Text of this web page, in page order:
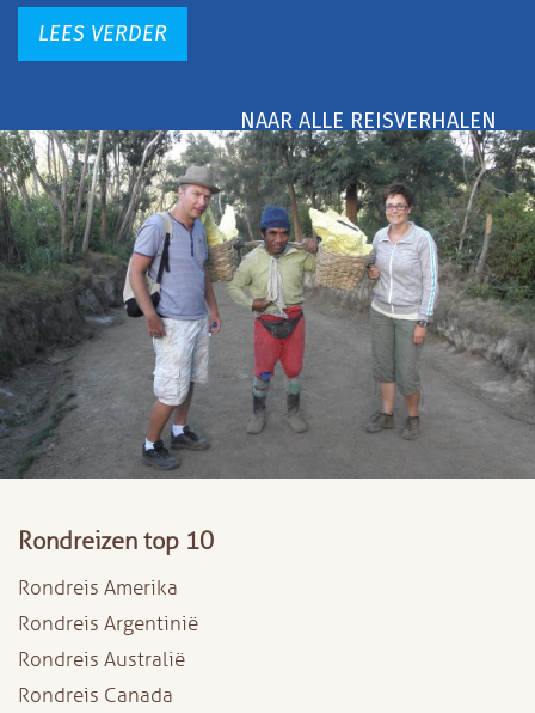
LEES VERDER
NAAR ALLE REISVERHALEN
Rondreizen top 10
Rondreis Amerika
Rondreis Argentinië
Rondreis Australië
Rondreis Canada